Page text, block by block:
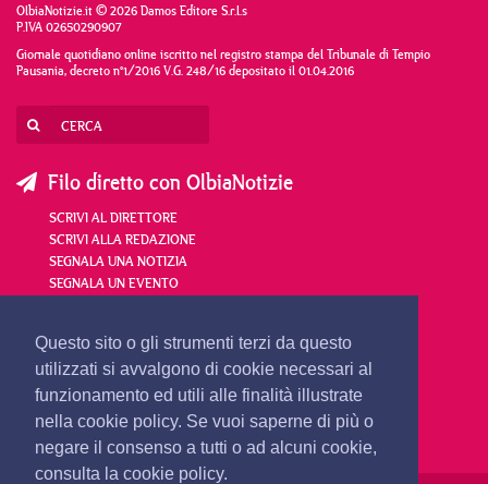
Questo sito o gli strumenti terzi da questo
utilizzati si avvalgono di cookie necessari al
funzionamento ed utili alle finalità illustrate
nella cookie policy. Se vuoi saperne di più o
negare il consenso a tutti o ad alcuni cookie,
consulta la cookie policy.
OlbiaNotizie.it © 2026 Damos Editore S.r.l.s
P.IVA 02650290907
Giornale quotidiano online iscritto nel registro stampa del Tribunale di Tempio
Pausania, decreto n°1/2016 V.G. 248/16 depositato il 01.04.2016
Filo diretto con OlbiaNotizie
SCRIVI AL DIRETTORE
SCRIVI ALLA REDAZIONE
SEGNALA UNA NOTIZIA
SEGNALA UN EVENTO
redazione@olbianotizie.it